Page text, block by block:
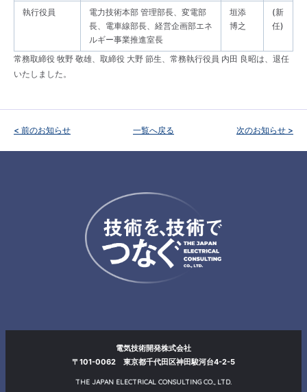
執行役員
電力技術本部 管理部長、変電部
長、電車線部長、経営企画部エネ
ルギー事業推進室長
垣添
博之
(新
任)
常務取締役 牧野 敬雄、取締役 大野 節生、常務執行役員 内田 良昭は、退任
いたしました。
< 前のお知らせ 次のお知らせ >
一覧へ戻る
電気技術開発株式会社
〒101-0062 東京都千代田区神田駿河台4-2-5
THE JAPAN ELECTRICAL CONSULTING CO., LTD.